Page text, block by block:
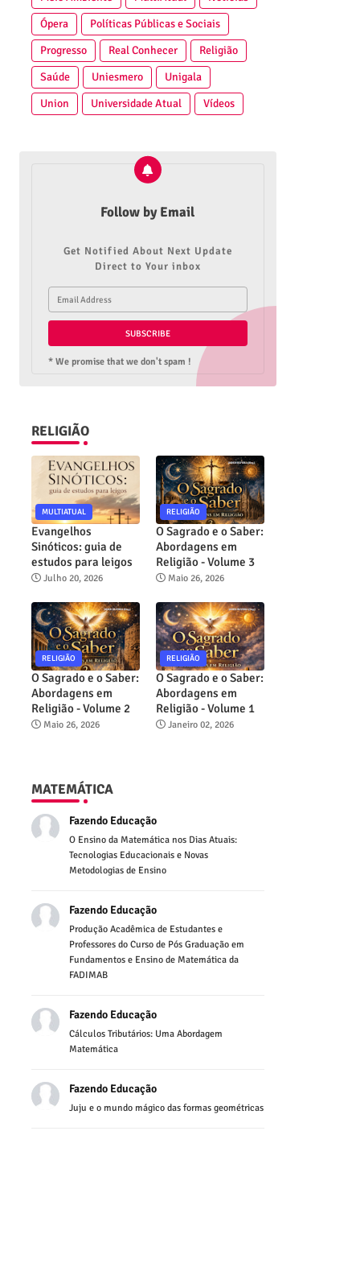
Ópera
Políticas Públicas e Sociais
Progresso
Real Conhecer
Religião
Saúde
Uniesmero
Unigala
Union
Universidade Atual Vídeos
Follow by Email
Get Notified About Next Update
Direct to Your inbox
* We promise that we don't spam !
RELIGIÃO
MULTIATUAL
Evangelhos
Sinóticos: guia de
estudos para leigos
Julho 20, 2026
RELIGIÃO
O Sagrado e o Saber:
Abordagens em
Religião - Volume 3
Maio 26, 2026
RELIGIÃO
O Sagrado e o Saber:
Abordagens em
Religião - Volume 2
Maio 26, 2026
RELIGIÃO
O Sagrado e o Saber:
Abordagens em
Religião - Volume 1
Janeiro 02, 2026
MATEMÁTICA
Fazendo Educação
O Ensino da Matemática nos Dias Atuais:
Tecnologias Educacionais e Novas
Metodologias de Ensino
Fazendo Educação
Produção Acadêmica de Estudantes e
Professores do Curso de Pós Graduação em
Fundamentos e Ensino de Matemática da
FADIMAB
Fazendo Educação
Cálculos Tributários: Uma Abordagem
Matemática
Fazendo Educação
Juju e o mundo mágico das formas geométricas